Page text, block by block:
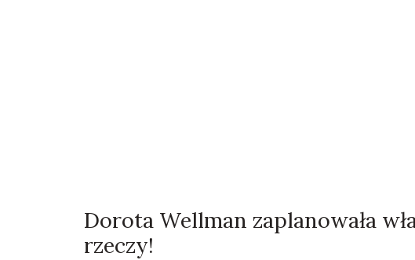
Dorota Wellman zaplanowała
rzeczy!